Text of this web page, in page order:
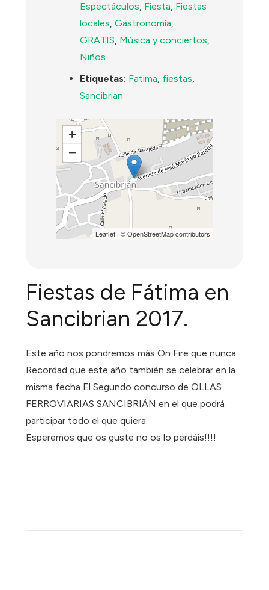
Espectáculos, Fiesta, Fiestas
locales,Gastronomía,
GRATIS, Música y conciertos,
Niños
Etiquetas: Fatima, fiestas,
Sancibrian
+
−
Leaflet| ©OpenStreetMapcontributors
Fiestas de Fátima en
Sancibrian 2017.
Este año nos pondremos más On Fire que nunca.
Recordad que este año también se celebrar en la
misma fecha El Segundo concurso de OLLAS
FERROVIARIAS SANCIBRIÁN en el que podrá
participar todo el que quiera.
Esperemos que os guste no os lo perdáis!!!!